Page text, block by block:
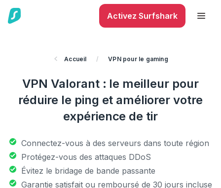
Activez Surfshark
Accueil / VPN pour le gaming
VPN Valorant : le meilleur pour
réduire le ping et améliorer votre
expérience de tir
Connectez-vous à des serveurs dans toute région
Protégez-vous des attaques DDoS
Évitez le bridage de bande passante
Garantie satisfait ou remboursé de 30 jours incluse